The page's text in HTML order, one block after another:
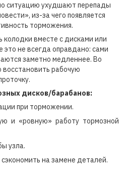
ситуацию ухудшают перепады
из-за чего появляется
торможения.
вместе с дисками или
это не всегда оправдано: сами
заметно медленнее. Во
восстановить рабочую
дисков/барабанов:
при торможении.
и «ровную» работу тормозной
узла.
на замене деталей.